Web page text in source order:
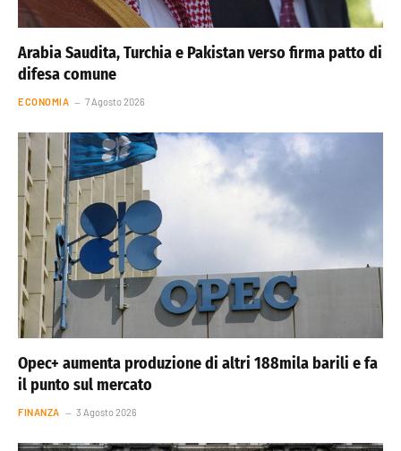
Arabia Saudita, Turchia e Pakistan verso firma patto di
difesa comune
ECONOMIA 7 Agosto 2026
Opec+ aumenta produzione di altri 188mila barili e fa
il punto sul mercato
FINANZA 3 Agosto 2026